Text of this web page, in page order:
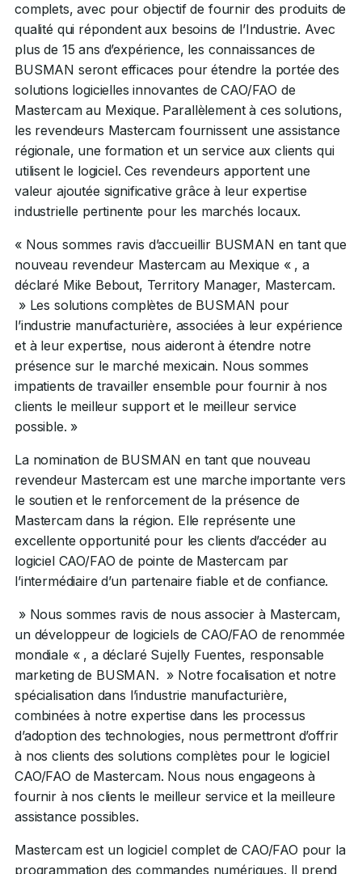
complets, avec pour objectif de fournir des produits de
qualité qui répondent aux besoins de l’Industrie. Avec
plus de 15 ans d’expérience, les connaissances de
BUSMAN seront efficaces pour étendre la portée des
solutions logicielles innovantes de CAO/FAO de
Mastercam au Mexique. Parallèlement à ces solutions,
les revendeurs Mastercam fournissent une assistance
régionale, une formation et un service aux clients qui
utilisent le logiciel. Ces revendeurs apportent une
valeur ajoutée significative grâce à leur expertise
industrielle pertinente pour les marchés locaux.
« Nous sommes ravis d’accueillir BUSMAN en tant que
nouveau revendeur Mastercam au Mexique « , a
déclaré Mike Bebout, Territory Manager, Mastercam.
» Les solutions complètes de BUSMAN pour
l’industrie manufacturière, associées à leur expérience
et à leur expertise, nous aideront à étendre notre
présence sur le marché mexicain. Nous sommes
impatients de travailler ensemble pour fournir à nos
clients le meilleur support et le meilleur service
possible. »
La nomination de BUSMAN en tant que nouveau
revendeur Mastercam est une marche importante vers
le soutien et le renforcement de la présence de
Mastercam dans la région. Elle représente une
excellente opportunité pour les clients d’accéder au
logiciel CAO/FAO de pointe de Mastercam par
l’intermédiaire d’un partenaire fiable et de confiance.
» Nous sommes ravis de nous associer à Mastercam,
un développeur de logiciels de CAO/FAO de renommée
mondiale « , a déclaré Sujelly Fuentes, responsable
marketing de BUSMAN. » Notre focalisation et notre
spécialisation dans l’industrie manufacturière,
combinées à notre expertise dans les processus
d’adoption des technologies, nous permettront d’offrir
à nos clients des solutions complètes pour le logiciel
CAO/FAO de Mastercam. Nous nous engageons à
fournir à nos clients le meilleur service et la meilleure
assistance possibles.
Mastercam est un logiciel complet de CAO/FAO pour la
programmation des commandes numériques. Il prend